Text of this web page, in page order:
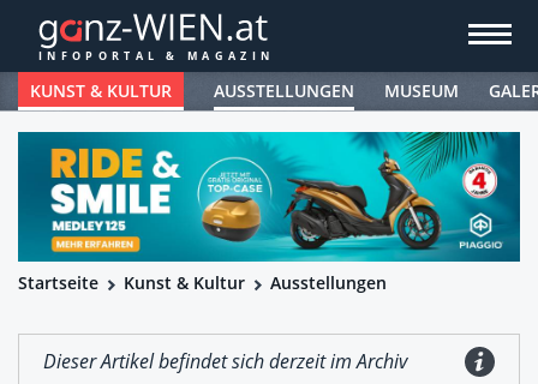
KUNST & KULTUR AUSSTELLUNGEN MUSEUM
Startseite Kunst & Kultur Ausstellungen
Dieser Artikel befindet sich derzeit im Archiv